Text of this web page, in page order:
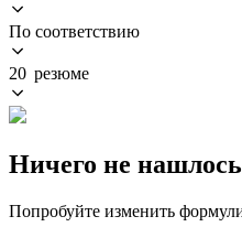
По соответствию
20 резюме
Ничего не нашлось
Попробуйте изменить